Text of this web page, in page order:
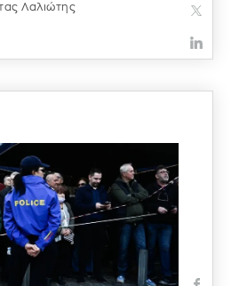
Λαλιώτης